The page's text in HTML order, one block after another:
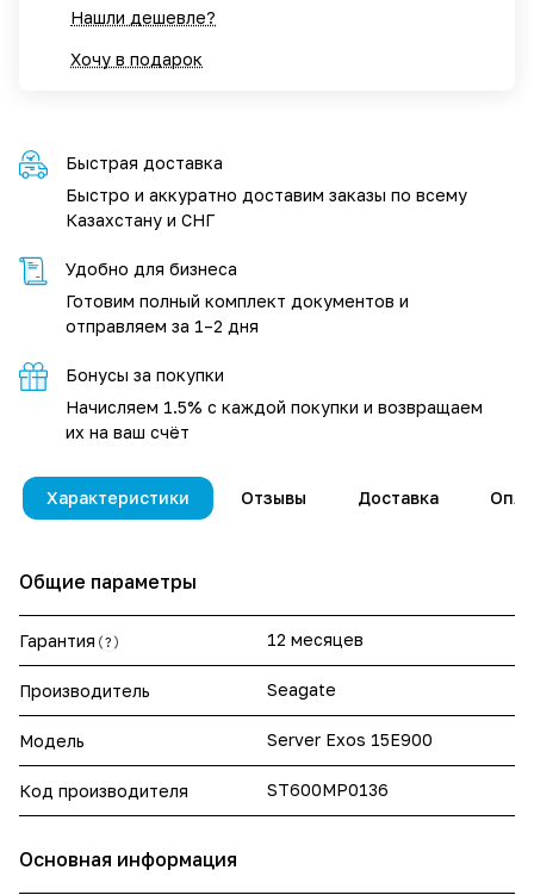
Нашли дешевле?
Хочу в подарок
Быстрая доставка
Быстро и аккуратно доставим заказы по всему
Казахстану и СНГ
Удобно для бизнеса
Готовим полный комплект документов и
отправляем за 1–2 дня
Бонусы за покупки
Начисляем 1.5% с каждой покупки и возвращаем
их на ваш счёт
Характеристики Отзывы Доставка
Общие параметры
Гарантия ? 12 месяцев
Производитель Seagate
Модель Server Exos 15E900
Код производителя ST600MP0136
Основная информация